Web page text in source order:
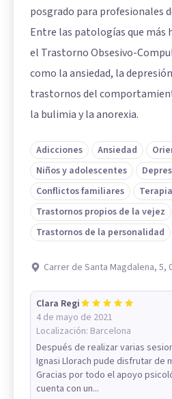
posgrado para profesionales
Entre las patologías que más
el Trastorno Obsesivo-
como la ansiedad, la
trastornos del
la bulimia y la anorexia.
Adicciones Ansiedad
Niños y adolescentes
Conflictos familiares
Trastornos propios de la vejez
Trastornos de la personalidad
Carrer de Santa Magdalena, 5,
Clara Regi
4 de mayo de 2021
Localización: Barcelona
Después de realizar varias
Ignasi Llorach pude disfrutar de
Gracias por todo el apoyo
cuenta con un...